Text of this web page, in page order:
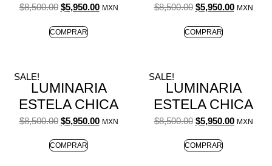
$8,500.00 $5,950.00 MXN
COMPRAR
$8,500.00 $5,950.00 MXN
COMPRAR
SALE!
LUMINARIA
ESTELA CHICA
$8,500.00 $5,950.00 MXN
COMPRAR
SALE!
LUMINARIA
ESTELA CHICA
$8,500.00 $5,950.00 MXN
COMPRAR